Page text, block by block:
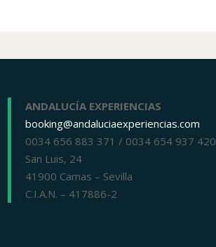
ANDALUCÍA EXPERIENCIAS
booking@andaluciaexperiencias.com
0034 656 883 371 / 0034 654 937 420
San Luis, 24
41900 Camas – Sevilla
C.I.A.N. – 417886-2